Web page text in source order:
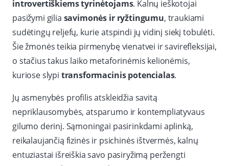
introvertiškiems tyrinėtojams. Kalnų ieškotojai
pasižymi gilia savimonės ir ryžtingumu, traukiami
sudėtingų reljefų, kurie atspindi jų vidinį siekį tobulėti.
Šie žmonės teikia pirmenybę vienatvei ir savirefleksijai,
o stačius takus laiko metaforinėmis kelionėmis,
kuriose slypi transformacinis potencialas.
Jų asmenybės profilis atskleidžia savitą
nepriklausomybės, atsparumo ir kontempliatyvaus
gilumo derinį. Sąmoningai pasirinkdami aplinką,
reikalaujančią fizinės ir psichinės ištvermės, kalnų
entuziastai išreiškia savo pasiryžimą peržengti